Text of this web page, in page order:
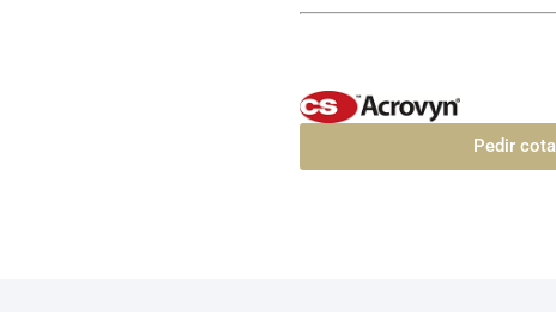
Pedir